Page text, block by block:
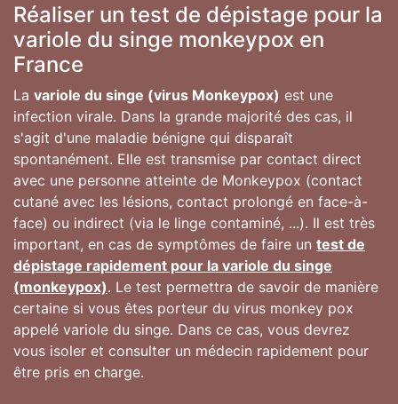
Réaliser un test de dépistage pour la
variole du singe monkeypox en
France
La variole du singe (virus Monkeypox) est une
infection virale. Dans la grande majorité des cas, il
s'agit d'une maladie bénigne qui disparaît
spontanément. Elle est transmise par contact direct
avec une personne atteinte de Monkeypox (contact
cutané avec les lésions, contact prolongé en face-à-
face) ou indirect (via le linge contaminé, ...). Il est très
important, en cas de symptômes de faire un test de
dépistage rapidement pour la variole du singe
(monkeypox). Le test permettra de savoir de manière
certaine si vous êtes porteur du virus monkey pox
appelé variole du singe. Dans ce cas, vous devrez
vous isoler et consulter un médecin rapidement pour
être pris en charge.